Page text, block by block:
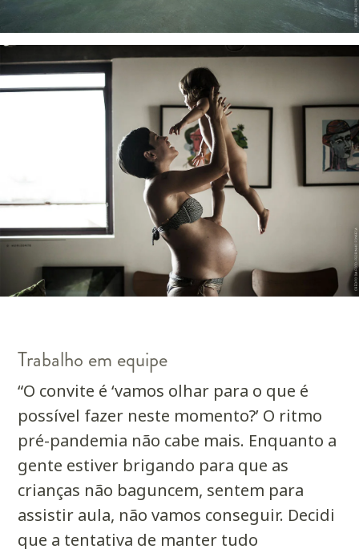
Trabalho em equipe
“O convite é ‘vamos olhar para o que é
possível fazer neste momento?’ O ritmo
pré-pandemia não cabe mais. Enquanto a
gente estiver brigando para que as
crianças não baguncem, sentem para
assistir aula, não vamos conseguir. Decidi
que a tentativa de manter tudo